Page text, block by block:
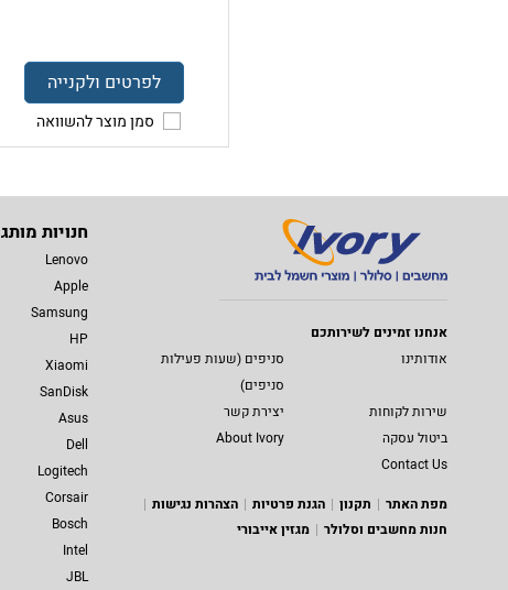
לפרטים ולקנייה
סמן מוצר להשוואה
אנחנו זמינים לשירותכם
אודותינו
סניפים (שעות פעילות
סניפים)
שירות לקוחות
יצירת קשר
ביטול עסקה
About Ivory
Contact Us
מפת האתר
תקנון הגנת פרטיות
הצהרות נגישות
חנות מחשבים וסלולר
מגזין אייבורי
חנויות מותג
Lenovo
Apple
Samsung
HP
Xiaomi
SanDisk
Asus
Dell
Logitech
Corsair
Bosch
Intel
JBL